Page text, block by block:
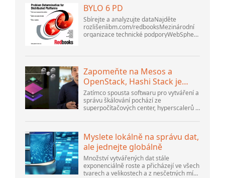
BYLO 6 PD
Sbírejte a analyzujte dataNajděte
rozlišeníibm.com/redbooksMezinárodní
organizace technické podporyWebSphere
PlatformsListopad 2005 SG2...
Zapomeňte na Mesos a
OpenStack, Hashi Stack je
nová další platforma
Zatímco spousta softwaru pro vytváření a
správu škálování pochází ze
superpočítačových center, hyperscalerů a
existuje spousta inovací, které dělají lidé...
Myslete lokálně na správu dat,
ale jednejte globálně
Množství vytvářených dat stále
exponenciálně roste a přicházejí ve všech
tvarech a velikostech a z nesčetných míst.